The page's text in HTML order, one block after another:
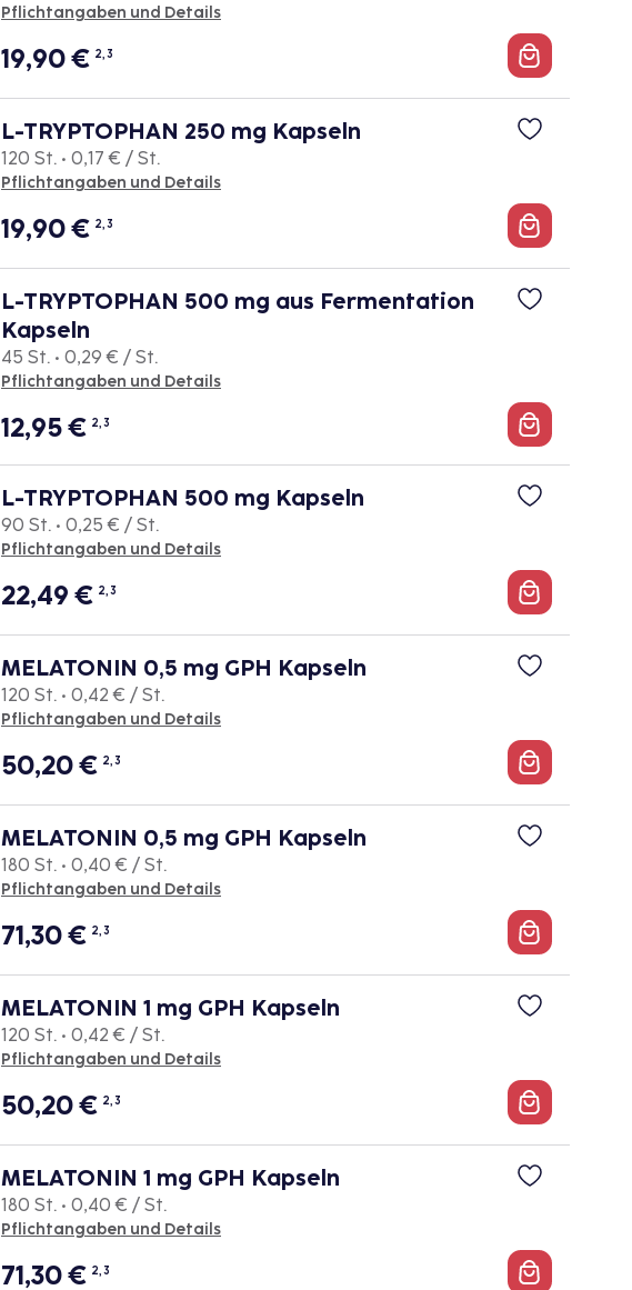
Pflichtangaben und Details
19,90€ 2, 3
L-TRYPTOPHAN 250 mg Kapseln
120 St. • 0,17 € / St.
Pflichtangaben und Details
19,90€ 2, 3
L-TRYPTOPHAN 500 mg aus Fermentation
Kapseln
45 St. • 0,29 € / St.
Pflichtangaben und Details
12,95€ 2, 3
L-TRYPTOPHAN 500 mg Kapseln
90 St. • 0,25 € / St.
Pflichtangaben und Details
22,49€ 2, 3
MELATONIN 0,5 mg GPH Kapseln
120 St. • 0,42 € / St.
Pflichtangaben und Details
50,20€ 2, 3
MELATONIN 0,5 mg GPH Kapseln
180 St. • 0,40 € / St.
Pflichtangaben und Details
71,30€ 2, 3
MELATONIN 1 mg GPH Kapseln
120 St. • 0,42 € / St.
Pflichtangaben und Details
50,20€ 2, 3
MELATONIN 1 mg GPH Kapseln
180 St. • 0,40 € / St.
Pflichtangaben und Details
71,30€ 2, 3